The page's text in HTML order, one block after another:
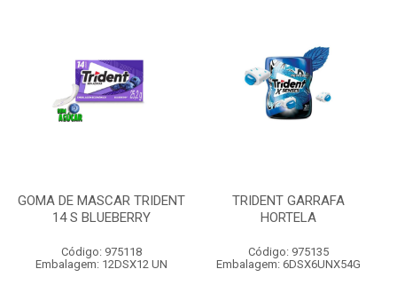
GOMA DE MASCAR TRIDENT
14 S BLUEBERRY
Código: 975118
Embalagem: 12DSX12 UN
TRIDENT GARRAFA
HORTELA
Código: 975135
Embalagem: 6DSX6UNX54G